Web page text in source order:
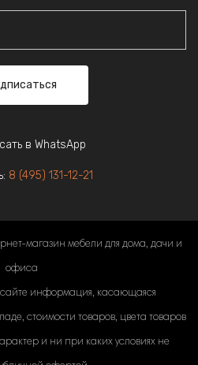
в WhatsApp
8 (495) 131-12-21
магазин мебели для дома, дачи и
офиса
сайте информация, касающаяся
стоимости товаров, цвета товаров
и ни при каких условиях не